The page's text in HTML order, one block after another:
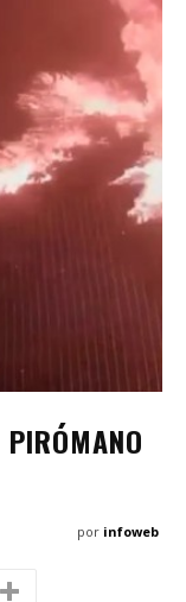
por infoweb